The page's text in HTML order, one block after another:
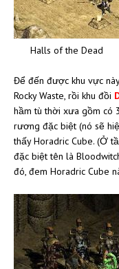
Halls of the Dead
Để đến được khu vực
Rocky Waste, rồi khu đồi
hầm tù thời xưa gồm có
rương đặc biệt (nó sẽ
thấy Horadric Cube. (Ở
đặc biệt tên là
đó, đem Horadric Cube